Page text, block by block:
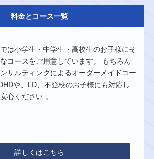
料金とコース一覧
は小学生・中学生・高校生のお子様にそ
コースをご用意しています。 もちろん
サルティングによるオーダーメイドコー
や、LD、不登校のお子様にも対応し
心ください 。
詳しくはこちら